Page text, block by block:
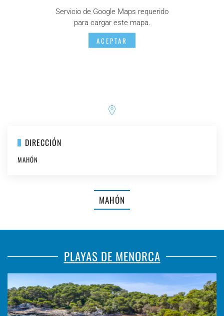
Servicio de Google Maps requerido
para cargar este mapa.
ACEPTAR
DIRECCIÓN
MAHÓN
MAHÓN
PLAYAS DE MENORCA